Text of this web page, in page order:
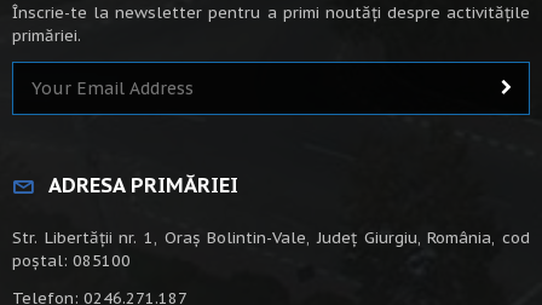
Înscrie-te la newsletter pentru a primi noutăți despre activitățile
primăriei.
ADRESA PRIMĂRIEI
Str. Libertății nr. 1, Oraș Bolintin-Vale, Județ Giurgiu, România, cod
poștal: 085100
Telefon: 0246.271.187